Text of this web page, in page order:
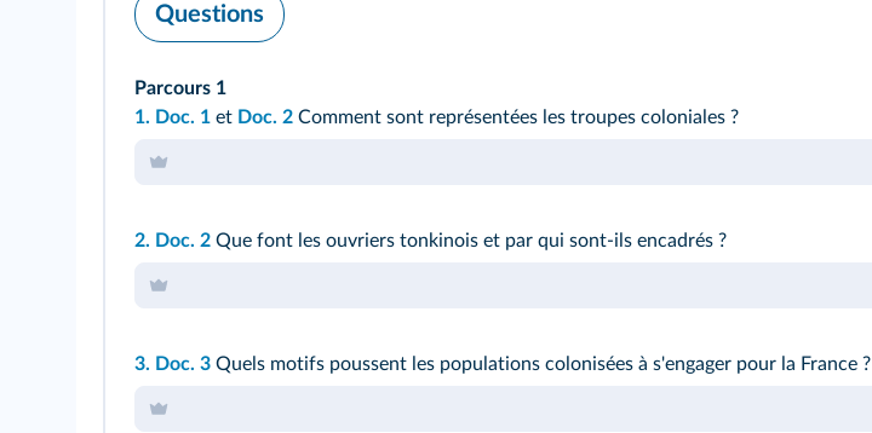
Questions
Parcours 1
1. Doc. 1 et Doc. 2 Comment sont représentées les troupes coloniales ?
2. Doc. 2 Que font les ouvriers tonkinois et par qui sont-ils encadrés ?
3. Doc. 3 Quels motifs poussent les populations colonisées à s'engager pour la France ?